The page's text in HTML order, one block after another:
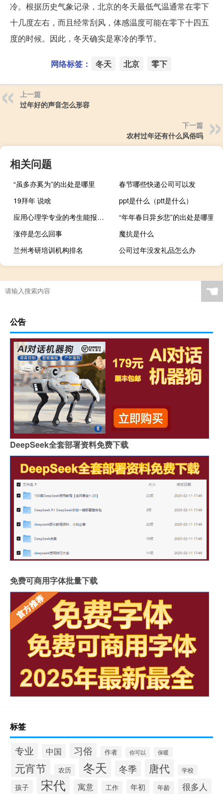
冷。根据历史气象记录，北京的冬天最低气温通常在零下
十几度左右，而且经常刮风，体感温度可能在零下十四五
度的时候。因此，冬天确实是寒冷的季节。
网络标签： 冬天 北京 零下
上一篇
过年好的声音怎么形容
下一篇
农村过年还有什么风俗吗
相关问题
“虽多亦奚为”的出处是哪里
春节哪些快递公司可以发
19拜年 说啥
ppt是什么（ptt是什么）
应用心理学专业的考生能报考南开大学在职研究生吗
“年年春日异乡悲”的出处是哪里
涨停是怎么回事
魔抗是什么
兰州考研培训机构排名
公司过年没发礼品怎么办
☚
公告
DeepSeek全套部署资料免费下载
免费可商用字体批量下载
标签
专业 中国 习俗 作者 你可以 保暖
元宵节 农历 冬天 冬季 唐代 学校
孩子 宋代 寓意 工作 年初 年龄 很多人